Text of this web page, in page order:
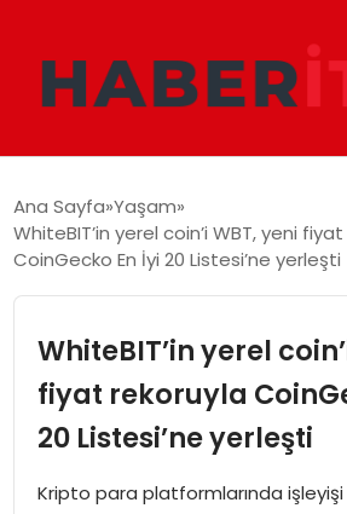
DÜNYA
TEKNOLOJI
EĞITIM
Ana Sayfa Yaşam
WhiteBIT’in yerel coin’i WBT, yeni
CoinGecko En İyi 20 Listesi’ne yerleşti
WhiteBIT’in yerel
fiyat rekoruyla
20 Listesi’ne yerleşti
Kripto para platformlarında işleyişi